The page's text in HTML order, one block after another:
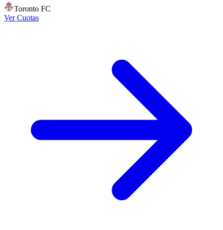
Toronto FC
Ver Cuotas